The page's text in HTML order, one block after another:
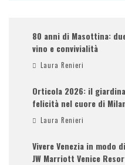
80 anni di Masottina:
vino e convivialità
Laura Renieri
Orticola 2026: il
felicità nel cuore di
Laura Renieri
Vivere Venezia in modo
JW Marriott Venice